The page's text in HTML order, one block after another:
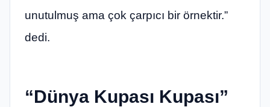
unutulmuş ama çok çarpıcı bir örnektir.”
dedi.
“Dünya Kupası Kupası”